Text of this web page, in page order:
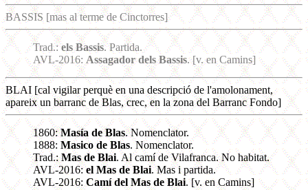
BASSIS [mas al terme de Cinctorres]
Trad.:els Bassis. Partida.
AVL-2016: Assagador dels Bassis. [v. en Camins]
BLAI [cal vigilar perquè en una descripció de l'amolonament,
apareix un barranc de Blas, crec, en la zona del Barranc Fondo]
1860:Masía de Blas. Nomenclator.
1888: Masico de Blas. Nomenclator.
Trad.:Mas de Blai. Al camí de Vilafranca. No habitat.
AVL-2016:el Mas de Blai. Mas i partida.
AVL-2016:Camí del Mas de Blai. [v. en Camins]